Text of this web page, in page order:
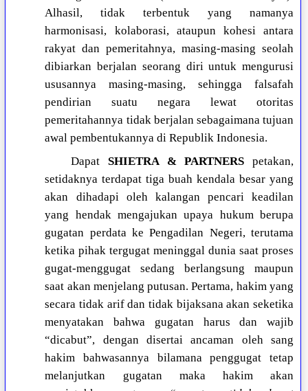
Alhasil, tidak terbentuk yang namanya
harmonisasi, kolaborasi, ataupun kohesi antara
rakyat dan pemeritahnya, masing-masing seolah
dibiarkan berjalan seorang diri untuk mengurusi
ususannya masing-masing, sehingga falsafah
pendirian suatu negara lewat otoritas
pemeritahannya tidak berjalan sebagaimana tujuan
awal pembentukannya di Republik Indonesia.
Dapat SHIETRA & PARTNERS petakan,
setidaknya terdapat tiga buah kendala besar yang
akan dihadapi oleh kalangan pencari keadilan
yang hendak mengajukan upaya hukum berupa
gugatan perdata ke Pengadilan Negeri, terutama
ketika pihak tergugat meninggal dunia saat proses
gugat-menggugat sedang berlangsung maupun
saat akan menjelang putusan. Pertama, hakim yang
secara tidak arif dan tidak bijaksana akan seketika
menyatakan bahwa gugatan harus dan wajib
“dicabut”, dengan disertai ancaman oleh sang
hakim bahwasannya bilamana penggugat tetap
melanjutkan gugatan maka hakim akan